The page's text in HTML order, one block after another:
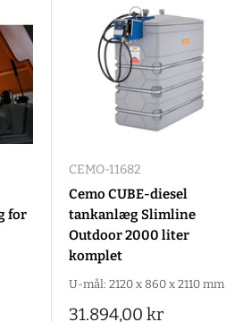
for
CEMO-11682
Cemo CUBE-diesel
tankanlæg Slimline
Outdoor 2000 liter
komplet
U-mål: 2120 x 860 x 2110 mm
Salgspris
31.894,00 kr